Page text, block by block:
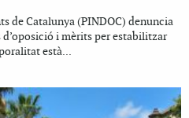
de Catalunya (PINDOC) denuncia
i mèrits per estabilitzar
està...